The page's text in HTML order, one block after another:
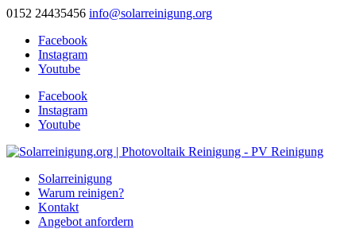
0152 24435456 info@solarreinigung.org
Facebook
Instagram
Youtube
Facebook
Instagram
Youtube
Solarreinigung
Warum reinigen?
Kontakt
Angebot anfordern